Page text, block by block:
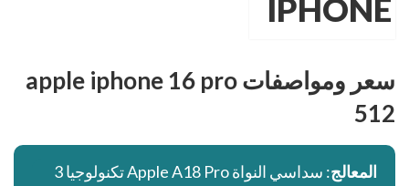
سعر ومواصفات apple iphone 16 pro
512
المعالج
: سداسي النواة Apple A18 Pro تكنولوجيا 3